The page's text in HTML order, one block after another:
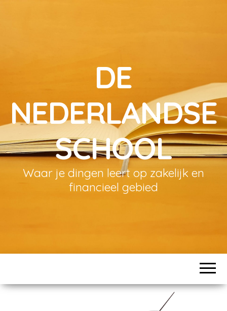
DE
NEDERLANDSE
SCHOOL
Waar je dingen leert op zakelijk en
financieel gebied